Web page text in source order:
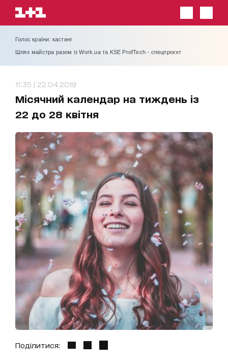
Голос країни: кастинг
Шлях майстра разом із Work.ua та KSE ProfTech - спецпроєкт
11:35 | 22.04.2019
Місячний календар на тиждень із
22 до 28 квітня
Поділитися: